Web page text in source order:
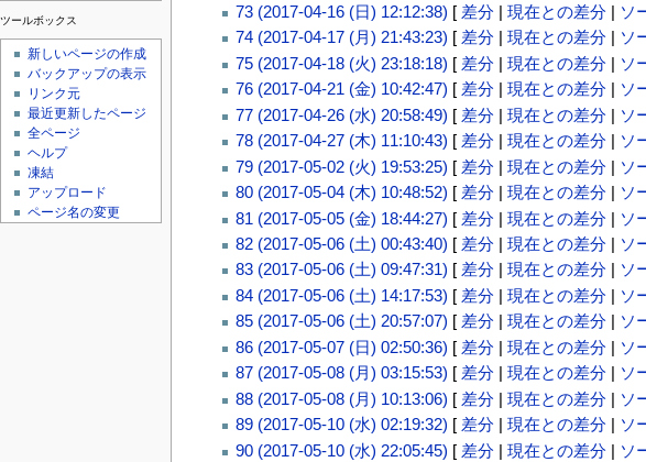
ツールボックス
新しいページの作成
バックアップの表示
リンク元
最近更新したページ
全ページ
ヘルプ
凍結
アップロード
ページ名の変更
73 (2017-04-16 (日) 12:12:38) [ 差分| 現在との差分| ソ
74 (2017-04-17 (月) 21:43:23) [ 差分| 現在との差分| ソ
75 (2017-04-18 (火) 23:18:18) [ 差分| 現在との差分| ソ
76 (2017-04-21 (金) 10:42:47) [ 差分| 現在との差分| ソ
77 (2017-04-26 (水) 20:58:49) [ 差分| 現在との差分| ソ
78 (2017-04-27 (木) 11:10:43) [ 差分| 現在との差分| ソ
79 (2017-05-02 (火) 19:53:25) [ 差分| 現在との差分| ソ
80 (2017-05-04 (木) 10:48:52) [ 差分| 現在との差分| ソ
81 (2017-05-05 (金) 18:44:27) [ 差分| 現在との差分| ソ
82 (2017-05-06 (土) 00:43:40) [ 差分| 現在との差分| ソ
83 (2017-05-06 (土) 09:47:31) [ 差分| 現在との差分| ソ
84 (2017-05-06 (土) 14:17:53) [ 差分| 現在との差分| ソ
85 (2017-05-06 (土) 20:57:07) [ 差分| 現在との差分| ソ
86 (2017-05-07 (日) 02:50:36) [ 差分| 現在との差分| ソ
87 (2017-05-08 (月) 03:15:53) [ 差分| 現在との差分| ソ
88 (2017-05-08 (月) 10:13:06) [ 差分| 現在との差分| ソ
89 (2017-05-10 (水) 02:19:32) [ 差分| 現在との差分| ソ
90 (2017-05-10 (水) 22:05:45) [ 差分| 現在との差分| ソ